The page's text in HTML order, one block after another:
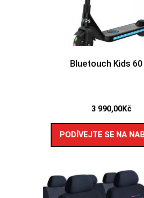
Bluetouch Kids 60
3 990,00Kč
PODÍVEJTE SE NA